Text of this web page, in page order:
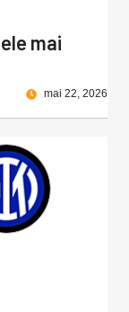
mai
mai 22, 2026